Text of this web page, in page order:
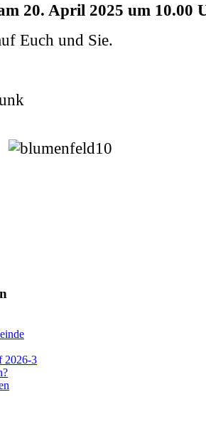
20. April 2025 um 10.00
Euch und Sie.
2026-3